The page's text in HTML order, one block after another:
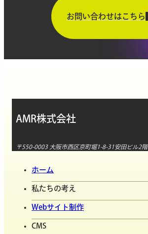
お問い合わせはこちら
AMR株式会社
〒550-0003 大阪市西区京町堀1-8-31安田ビル2階
ホーム
私たちの考え
Webサイト制作
CMS